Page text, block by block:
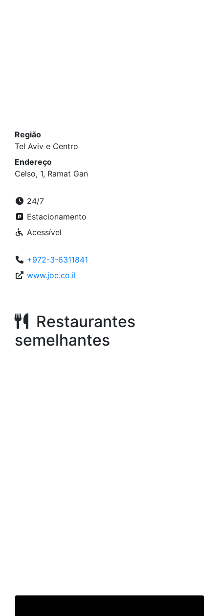
Região
Tel Aviv e Centro
Endereço
Celso, 1, Ramat Gan
24/7
Estacionamento
Acessível
+972-3-6311841
www.joe.co.il
Restaurantes
semelhantes